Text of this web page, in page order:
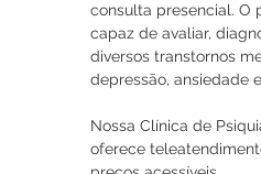
consulta presencial. O
capaz de avaliar,
diversos transtornos
depressão, ansiedade
Nossa Clínica de
oferece